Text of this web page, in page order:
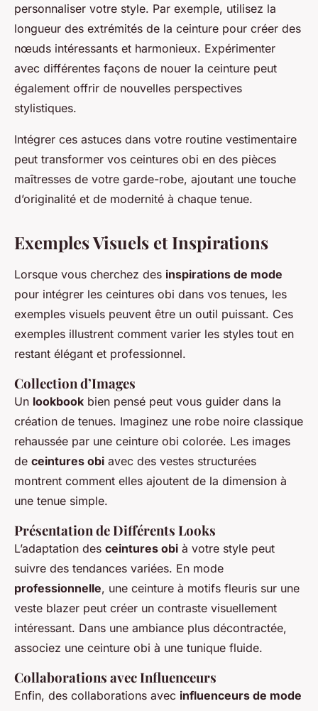
personnaliser votre style. Par exemple, utilisez la
longueur des extrémités de la ceinture pour créer des
nœuds intéressants et harmonieux. Expérimenter
avec différentes façons de nouer la ceinture peut
également offrir de nouvelles perspectives
stylistiques.
Intégrer ces astuces dans votre routine vestimentaire
peut transformer vos ceintures obi en des pièces
maîtresses de votre garde-robe, ajoutant une touche
d’originalité et de modernité à chaque tenue.
Exemples Visuels et Inspirations
Lorsque vous cherchez des inspirations de mode
pour intégrer les ceintures obi dans vos tenues, les
exemples visuels peuvent être un outil puissant. Ces
exemples illustrent comment varier les styles tout en
restant élégant et professionnel.
Collection d’Images
Un lookbook bien pensé peut vous guider dans la
création de tenues. Imaginez une robe noire classique
rehaussée par une ceinture obi colorée. Les images
de ceintures obi avec des vestes structurées
montrent comment elles ajoutent de la dimension à
une tenue simple.
Présentation de Différents Looks
L’adaptation des ceintures obi à votre style peut
suivre des tendances variées. En mode
professionnelle, une ceinture à motifs fleuris sur une
veste blazer peut créer un contraste visuellement
intéressant. Dans une ambiance plus décontractée,
associez une ceinture obi à une tunique fluide.
Collaborations avec Influenceurs
Enfin, des collaborations avec influenceurs de mode